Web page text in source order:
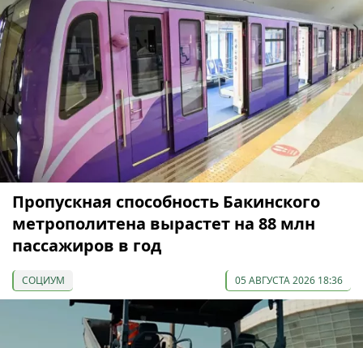
Пропускная способность Бакинского
метрополитена вырастет на 88 млн
пассажиров в год
СОЦИУМ 05 АВГУСТА 2026 18:36